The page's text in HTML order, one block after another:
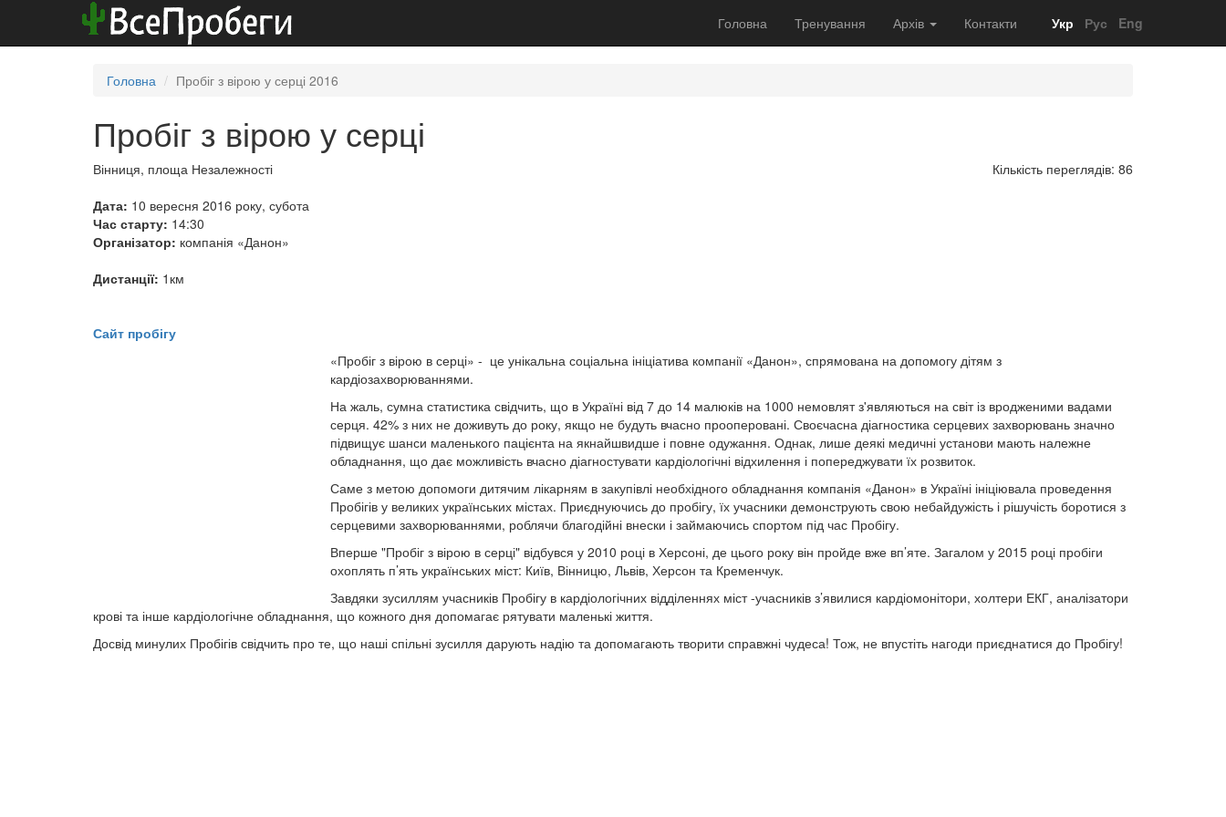
Головна Тренування Архів Контакти Укр Рус Eng
Головна Пробіг з вірою у серці 2016
Пробіг з вірою у серці
Вінниця, площа Незалежності
Кількість переглядів: 86
Дата: 10 вересня 2016 року, субота
Час старту: 14:30
Організатор: компанія «Данон»
Дистанції: 1км
Сайт пробігу
«Пробіг з вірою в серці» - це унікальна соціальна ініціатива компанії «Данон», спрямована на допомогу дітям з
кардіозахворюваннями.
На жаль, сумна статистика свідчить, що в Україні від 7 до 14 малюків на 1000 немовлят з'являються на світ із вродженими вадами
серця. 42% з них не доживуть до року, якщо не будуть вчасно прооперовані. Своєчасна діагностика серцевих захворювань значно
підвищує шанси маленького пацієнта на якнайшвидше і повне одужання. Однак, лише деякі медичні установи мають належне
обладнання, що дає можливість вчасно діагностувати кардіологічні відхилення і попереджувати їх розвиток.
Саме з метою допомоги дитячим лікарням в закупівлі необхідного обладнання компанія «Данон» в Україні ініціювала проведення
Пробігів у великих українських містах. Приєднуючись до пробігу, їх учасники демонструють свою небайдужість і рішучість боротися з
серцевими захворюваннями, роблячи благодійні внески і займаючись спортом під час Пробігу.
Вперше "Пробіг з вірою в серці" відбувся у 2010 році в Херсоні, де цього року він пройде вже вп’яте. Загалом у 2015 році пробіги
охоплять п’ять українських міст: Київ, Вінницю, Львів, Херсон та Кременчук.
Завдяки зусиллям учасників Пробігу в кардіологічних відділеннях міст -учасників з’явилися кардіомонітори, холтери ЕКГ, аналізатори
крові та інше кардіологічне обладнання, що кожного дня допомагає рятувати маленькі життя.
Досвід минулих Пробігів свідчить про те, що наші спільні зусилля дарують надію та допомагають творити справжні чудеса! Тож, не впустіть нагоди приєднатися до Пробігу!